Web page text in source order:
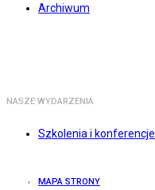
Archiwum
NASZE WYDARZENIA
Szkolenia i konferencje
MAPA STRONY